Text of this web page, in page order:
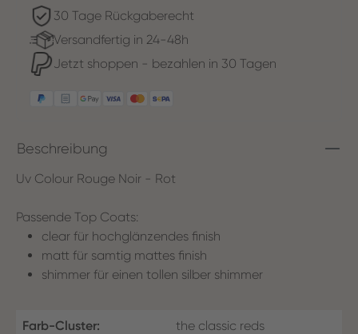
30 Tage Rückgaberecht
Versandfertig in 24-48h
Jetzt shoppen - bezahlen in 30 Tagen
Beschreibung
Uv Colour Rouge Noir - Rot
Passende Top Coats:
clear für hochglänzendes finish
matt für samtig mattes finish
shimmer für einen tollen silber shimmer
Farb-Cluster: the classic reds